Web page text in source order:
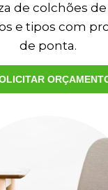
de colchões
e tipos com
de ponta.